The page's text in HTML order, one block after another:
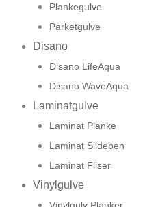
Plankegulve
Parketgulve
Disano
Disano LifeAqua
Disano WaveAqua
Laminatgulve
Laminat Planke
Laminat Sildeben
Laminat Fliser
Vinylgulve